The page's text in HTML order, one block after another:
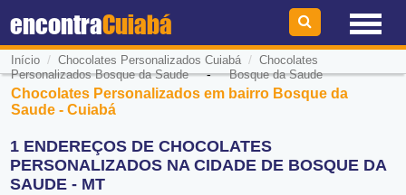
encontraCuiabá
Início / Chocolates Personalizados Cuiabá/ Chocolates
Personalizados Bosque da Saude-Bosque da Saude
Chocolates Personalizados em bairro Bosque da
Saude - Cuiabá
1 ENDEREÇOS DE CHOCOLATES
PERSONALIZADOS NA CIDADE DE BOSQUE DA
SAUDE - MT